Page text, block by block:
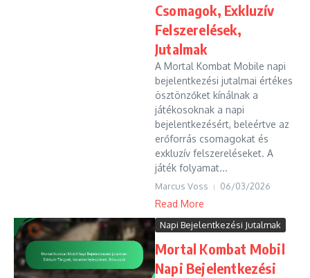
Csomagok, Exkluzív
Felszerelések,
Jutalmak
A Mortal Kombat Mobile napi
bejelentkezési jutalmai értékes
ösztönzőket kínálnak a
játékosoknak a napi
bejelentkezésért, beleértve az
erőforrás csomagokat és
exkluzív felszereléseket. A
játék folyamat...
Marcus Voss 06/03/2026
Read More
Napi Bejelentkezési Jutalmak
Mortal Kombat Mobil
Napi Bejelentkezési